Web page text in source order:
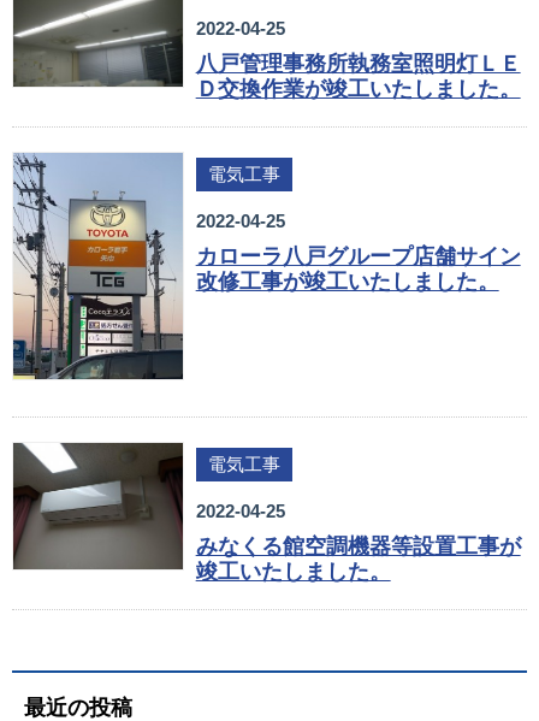
2022-04-25
八戸管理事務所執務室照明灯ＬＥ
Ｄ交換作業が竣工いたしました。
電気工事
2022-04-25
カローラ八戸グループ店舗サイン
改修工事が竣工いたしました。
電気工事
2022-04-25
みなくる館空調機器等設置工事が
竣工いたしました。
最近の投稿